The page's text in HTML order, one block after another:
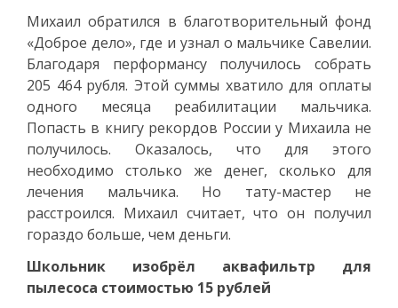
Михаил обратился в благотворительный фонд
«Доброе дело», где и узнал о мальчике Савелии.
Благодаря перформансу получилось собрать
205 464 рубля. Этой суммы хватило для оплаты
одного месяца реабилитации мальчика.
Попасть в книгу рекордов России у Михаила не
получилось. Оказалось, что для этого
необходимо столько же денег, сколько для
лечения мальчика. Но тату-мастер не
расстроился. Михаил считает, что он получил
гораздо больше, чем деньги.
Школьник изобрёл аквафильтр для
пылесоса стоимостью 15 рублей